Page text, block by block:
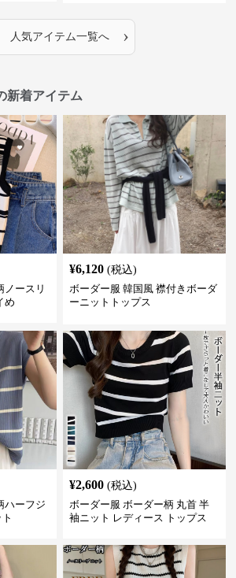
人気アイテム一覧へ ›
新着アイテム
ノースリ
め
¥6,120 (税込)
ボーダー服 韓国風 襟付きボーダ
ーニットトップス
ハーフジ
¥2,600 (税込)
ボーダー服 ボーダー柄 丸首 半
袖ニット レディース トップス